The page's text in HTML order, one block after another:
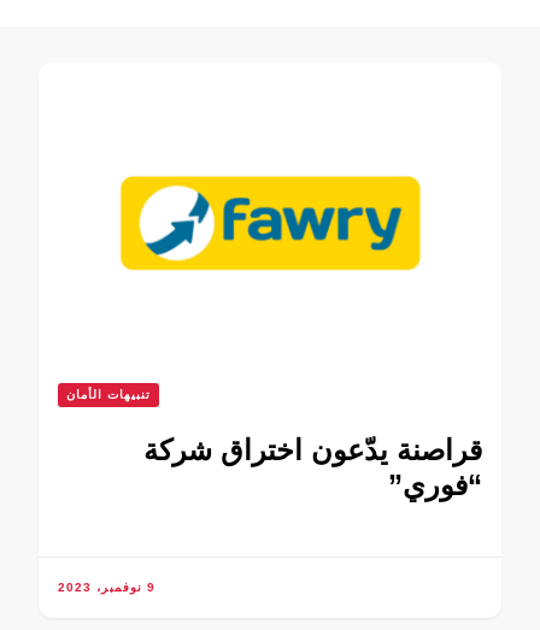
تنبيهات الأمان
قراصنة يدّعون اختراق شركة
“فوري”
9 نوفمبر، 2023